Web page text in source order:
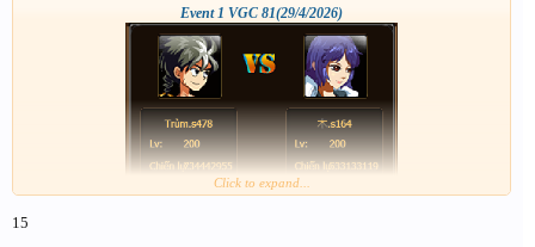
Event 1 VGC 81(29/4/2026)
Click to expand...
15